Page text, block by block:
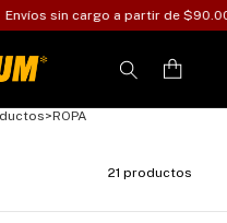
Envíos sin cargo a partir de
>ROPA
21 productos